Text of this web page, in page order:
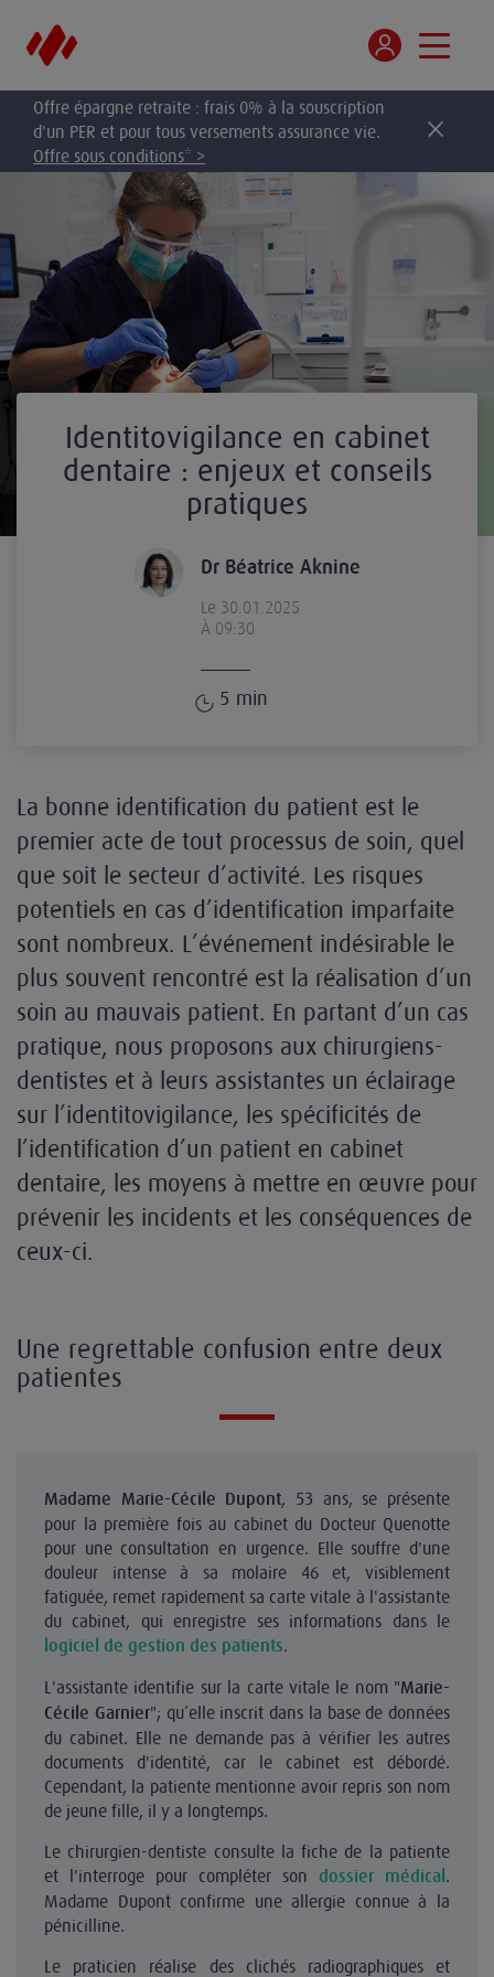
Offre épargne retraite : frais 0% à la souscription
d'un PER et pour tous versements assurance vie.
Offre sous conditions* >
Identitovigilance en cabinet
dentaire : enjeux et conseils
pratiques
Dr Béatrice Aknine
Le 30.01.2025
À 09:30
5 min
La bonne identification du patient est le
premier acte de tout processus de soin, quel
que soit le secteur d’activité. Les risques
potentiels en cas d’identification imparfaite
sont nombreux. L’événement indésirable le
plus souvent rencontré est la réalisation d’un
soin au mauvais patient. En partant d’un cas
pratique, nous proposons aux chirurgiens-
dentistes et à leurs assistantes un éclairage
sur l’identitovigilance, les spécificités de
l’identification d’un patient en cabinet
dentaire, les moyens à mettre en œuvre pour
prévenir les incidents et les conséquences de
ceux-ci.
Une regrettable confusion entre deux
patientes
Madame Marie-Cécile Dupont, 53 ans, se présente
pour la première fois au cabinet du Docteur Quenotte
pour une consultation en urgence. Elle souffre d'une
douleur intense à sa molaire 46 et, visiblement
fatiguée, remet rapidement sa carte vitale à l'assistante
du cabinet, qui enregistre ses informations dans le
logiciel de gestion des patients.
L'assistante identifie sur la carte vitale le nom "Marie-
Cécile Garnier"; qu’elle inscrit dans la base de données
du cabinet. Elle ne demande pas à vérifier les autres
documents d'identité, car le cabinet est débordé.
Cependant, la patiente mentionne avoir repris son nom
de jeune fille, il y a longtemps.
Le chirurgien-dentiste consulte la fiche de la patiente
et l'interroge pour compléter son dossier médical .
Madame Dupont confirme une allergie connue à la
pénicilline.
Le praticien réalise des clichés radiographiques et